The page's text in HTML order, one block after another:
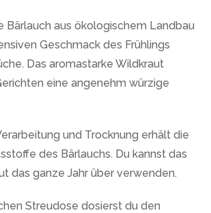
Bärlauch aus ökologischem Landbau
Geschmack des Frühlings
Das aromastarke Wildkraut
eine angenehm würzige
und Trocknung erhält die
des Bärlauchs. Du kannst das
das ganze Jahr über verwenden.
Streudose dosierst du den